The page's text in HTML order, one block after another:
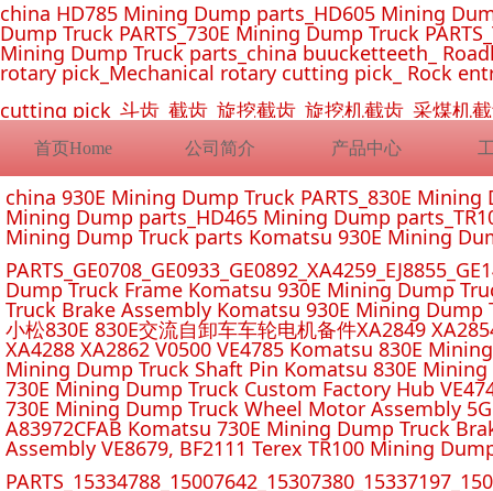
首页Home 公司简介 产品中心
china HD785 Mining Dump parts_HD605 Mining
Dump Truck PARTS_730E Mining Dump Truck
Mining Dump Truck parts_china buucketteeth_
rotary pick_Mechanical rotary cutting pick_ Rock
cutting pick_斗齿_截齿_旋挖截齿_旋挖机截齿_采煤
china 930E Mining Dump Truck PARTS_830E
Mining Dump parts_HD465 Mining Dump
Mining Dump Truck parts Komatsu 930E Mining
Dump Truck Frame Komatsu 930E Mining Dump
Truck Brake Assembly Komatsu 930E Mining
小松830E 830E交流自卸车车轮电机备件XA2849
XA4288 XA2862 V0500 VE4785 Komatsu 830E
Mining Dump Truck Shaft Pin Komatsu 830E
730E Mining Dump Truck Custom Factory Hub
730E Mining Dump Truck Wheel Motor Assembly
A83972CFAB Komatsu 730E Mining Dump Truck
Assembly VE8679, BF2111 Terex TR100 Mining